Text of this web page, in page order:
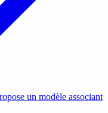
un modèle associant